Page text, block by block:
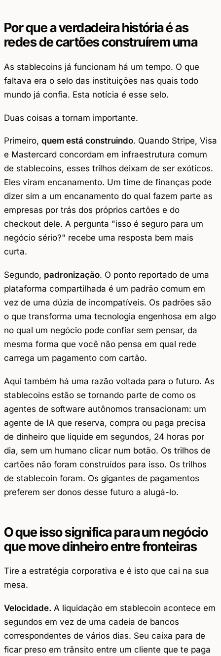
Por que a verdadeira história é as
redes de cartões construírem uma
As stablecoins já funcionam há um tempo. O que
faltava era o selo das instituições nas quais todo
mundo já confia. Esta notícia é esse selo.
Duas coisas a tornam importante.
Primeiro, quem está construindo. Quando Stripe, Visa
e Mastercard concordam em infraestrutura comum
de stablecoins, esses trilhos deixam de ser exóticos.
Eles viram encanamento. Um time de finanças pode
dizer sim a um encanamento do qual fazem parte as
empresas por trás dos próprios cartões e do
checkout dele. A pergunta "isso é seguro para um
negócio sério?" recebe uma resposta bem mais
curta.
Segundo, padronização. O ponto reportado de uma
plataforma compartilhada é um padrão comum em
vez de uma dúzia de incompatíveis. Os padrões são
o que transforma uma tecnologia engenhosa em algo
no qual um negócio pode confiar sem pensar, da
mesma forma que você não pensa em qual rede
carrega um pagamento com cartão.
Aqui também há uma razão voltada para o futuro. As
stablecoins estão se tornando parte de como os
agentes de software autônomos transacionam: um
agente de IA que reserva, compra ou paga precisa
de dinheiro que liquide em segundos, 24 horas por
dia, sem um humano clicar num botão. Os trilhos de
cartões não foram construídos para isso. Os trilhos
de stablecoin foram. Os gigantes de pagamentos
preferem ser donos desse futuro a alugá-lo.
O que isso significa para um negócio
que move dinheiro entre fronteiras
Tire a estratégia corporativa e é isto que cai na sua
mesa.
Velocidade. A liquidação em stablecoin acontece em
segundos em vez de uma cadeia de bancos
correspondentes de vários dias. Seu caixa para de
ficar preso em trânsito entre um cliente que te paga